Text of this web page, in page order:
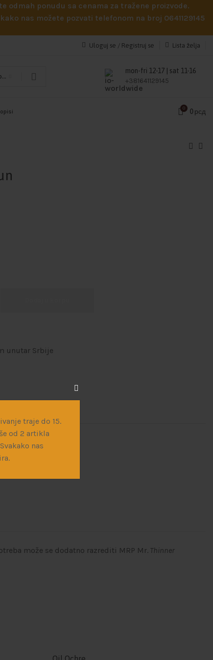
traje do 15.
od 2 artikla
nas
odmah ponudu sa cenama za tražene proizvode.
nas možete pozvati telefonom na broj 0641129145
Uloguj se / Registruj se Lista želja
Odaberi kategoriju
mon-fri 12-17 | sat 11-16
+381641129145
0 0 рсд
unutar Srbije
MRP
može se dodatno razrediti MRP Mr. Thinner